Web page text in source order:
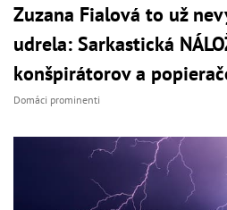
Zuzana Fialová to už
udrela: Sarkastická
konšpirátorov a
Domáci prominenti